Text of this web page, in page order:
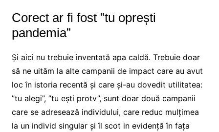
Corect ar fi fost ”tu oprești
pandemia”
Și aici nu trebuie inventată apa caldă. Trebuie doar
să ne uităm la alte campanii de impact care au avut
loc în istoria recentă și care și-au dovedit utilitatea:
”tu alegi”, ”tu ești protv”, sunt doar două campanii
care se adresează individului, care reduc mulțimea
la un individ singular și îl scot in evidență în fața